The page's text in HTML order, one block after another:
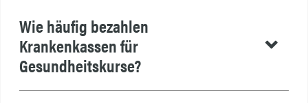
Wie häufig bezahlen
Krankenkassen für
Gesundheitskurse?